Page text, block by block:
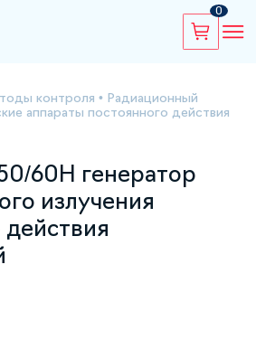
0
контроля • Радиационный
аппараты постоянного действия
60Н генератор
излучения
действия